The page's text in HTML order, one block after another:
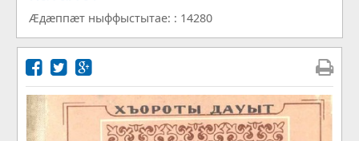
Æдæппæт ныффыстытае: : 14280